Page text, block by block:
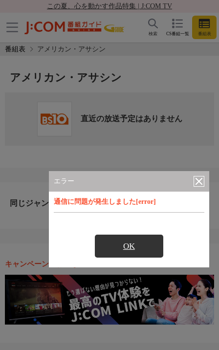
この夏、心を動かす作品特集 | J:COM TV
CS番組一覧 番組表
検索
番組表 アメリカン・アサシン
エラー
通信に問題が発生しました[error]
OK
アメリカン・アサシン
直近の放送予定はありません
同じジャンルのおすすめ番組
キャンペーン・お得な情報